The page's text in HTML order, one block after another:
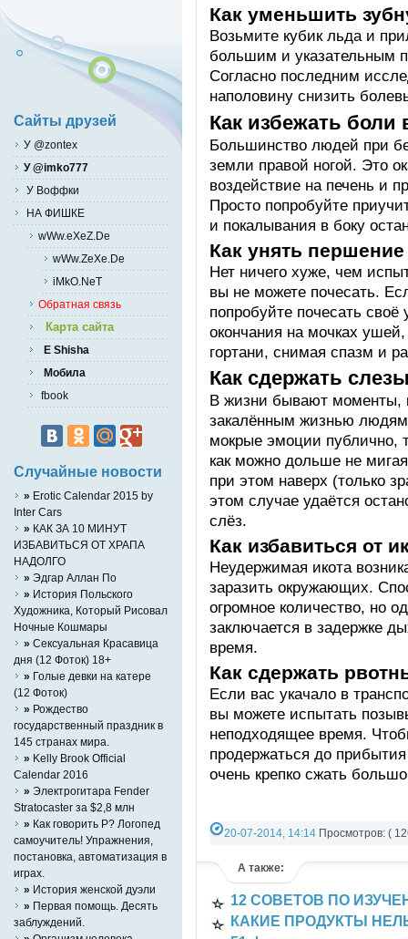
Как уменьшить
Возьмите кубик льда и
большим и указательным
Согласно последним
наполовину снизить
Как избежать боли
Большинство людей при
земли правой ногой. Это
воздействие на печень и
Просто попробуйте
и покалывания в боку
Как унять першение
Нет ничего хуже, чем
вы не можете почесать.
попробуйте почесать
окончания на мочках
гортани, снимая спазм и
Как сдержать
В жизни бывают моменты,
закалённым жизнью
мокрые эмоции публично,
как можно дольше не
при этом наверх (только
этом случае удаётся
слёз.
Как избавиться от
Неудержимая икота
заразить окружающих.
огромное количество, но
заключается в задержке
время.
Как сдержать
Если вас укачало в
вы можете испытать
неподходящее время.
продержаться до
очень крепко сжать
20-07-2014, 14:14 Просмотров: (
А также:
12 СОВЕТОВ ПО
КАКИЕ ПРОДУКТЫ
Сайты друзей
У @zontex
У @imko777
У Воффки
НА ФИШКЕ
wWw.eXeZ.De
wWw.ZeXe.De
iMkO.NeT
Обратная связь
Карта сайта
E Shisha
Мобила
fbook
Случайные новости
» Erotic Calendar 2015 by
Inter Cars
» КАК ЗА 10 МИНУТ
ИЗБАВИТЬСЯ ОТ ХРАПА
НАДОЛГО
» Эдгар Аллан По
» История Польского
Художника, Который Рисовал
Ночные Кошмары
» Сексуальная Красавица
дня (12 Фоток) 18+
» Голые девки на катере
(12 Фоток)
» Рождество
государственный праздник в
145 странах мира.
» Kelly Brook Official
Calendar 2016
» Электрогитара Fender
Stratocaster за $2,8 млн
» Как говорить Р? Логопед
самоучитель! Упражнения,
постановка, автоматизация в
играх.
» История женской дуэли
» Первая помощь. Десять
заблуждений.